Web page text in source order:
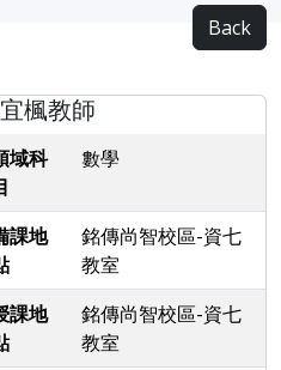
Back
楓教師
域科
數學
課地
銘傳尚智校區-資七
教室
課地
銘傳尚智校區-資七
教室